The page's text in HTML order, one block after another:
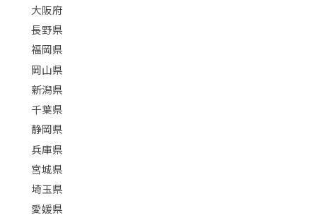
大阪府
長野県
福岡県
岡山県
新潟県
千葉県
静岡県
兵庫県
宮城県
埼玉県
愛媛県